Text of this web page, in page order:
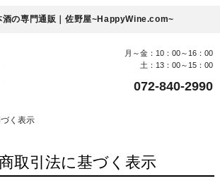
酒の専門通販｜佐野屋~HappyWine.com~
月～金：10：00～16：00
土：13：00～15：00
072-840-2990
く表示
取引法に基づく表示